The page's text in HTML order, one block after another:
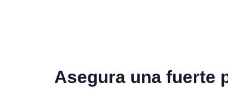
Asegura una fuerte